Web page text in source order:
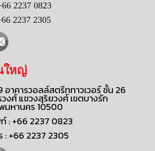
2237 0823
2237 2305
ใหญ่
อาคารวอลล์สตรีททาวเวอร์ ชั้น 26
งศ์ แขวงสุริยวงศ์ เขตบางรัก
มหานคร 10500
: +66 2237 0823
: +66 2237 2305